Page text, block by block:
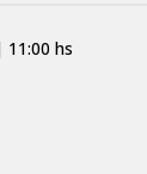
hs